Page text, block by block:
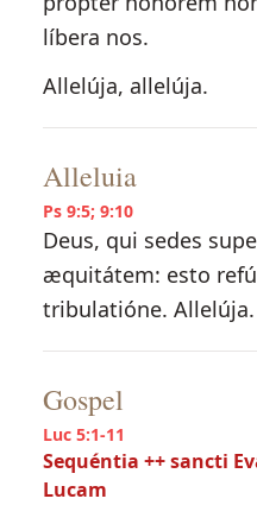
líbera nos.
Allelúja, allelúja.
Alleluia
Ps 9:5; 9:10
Deus, qui sedes
æquitátem: esto
tribulatióne. Allelúja.
Gospel
Luc 5:1-11
Sequéntia ++ sancti
Lucam